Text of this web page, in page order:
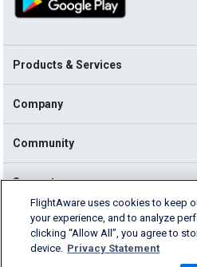
Products & Services
Company
Community
Support
English (USA)
2026 FlightAware
FlightAware uses cookies to keep
your experience, and to analyze
clicking “Allow All”, you agree to
device. Privacy Statement